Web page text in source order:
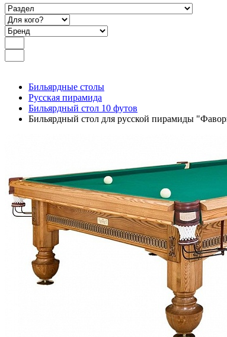
Бильярдные столы
Русская пирамида
Бильярдный стол 10 футов
Бильярдный стол для русской пирамиды